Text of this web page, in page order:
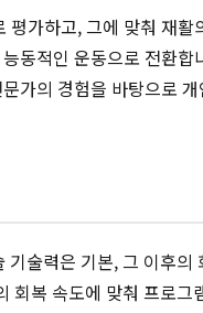
가하고, 그에 맞춰 재
적인 운동으로 전환
가의 경험을 바탕으로
술력은 기본, 그 이후
복 속도에 맞춰 프로